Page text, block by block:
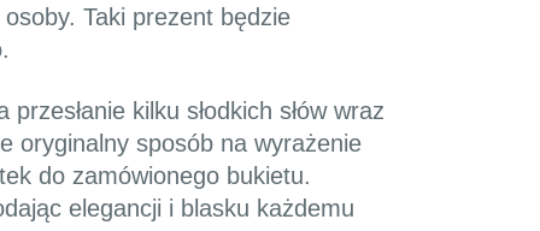
Taki prezent będzie
kilku słodkich słów wraz
oryginalny sposób na wyrażenie
do zamówionego bukietu.
elegancji i blasku każdemu